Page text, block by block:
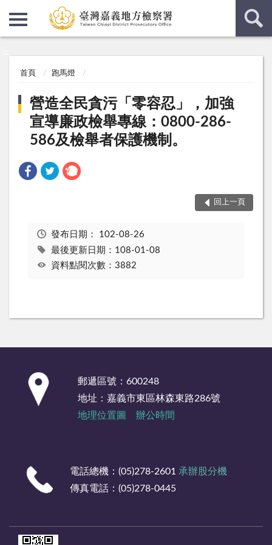
首頁 跑馬燈
營造全民貪污「零容忍」，加強
宣導廉政檢舉專線：0800-286-
586及檢舉者保護機制。
回上一頁
發布日期： 102-08-26
最後更新日期：108-01-08
資料點閱次數：3882
郵遞區號：600248
地址：嘉義市東區林森東路286號
地理位置圖
辦公時間
電話總機：(05)278-2601 承辦股分機
傳真電話：(05)278-0445